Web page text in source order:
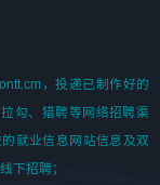
，投递已制作好的
勾、猎聘等网络招聘渠
就业信息网站信息及双
下招聘；